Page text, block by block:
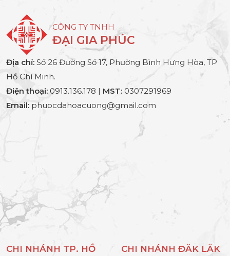
CÔNG TY TNHH
ĐẠI GIA PHÚC
Địa chỉ: Số 26 Đường Số 17, Phường Bình Hưng Hòa, TP
Hồ Chí Minh.
Điện thoại: 0913.136.178 | MST: 0307291969
Email: phuocdahoacuong@gmail.com
CHI NHÁNH TP. HỒ
CHI NHÁNH ĐĂK LĂK